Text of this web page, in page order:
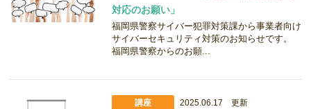
対応のお願い」
福岡県警察サイバー犯罪対策課から事業者向け
サイバーセキュリティ対策のお知らせです。
福岡県警察からのお願...
講座 2025.06.17 更新